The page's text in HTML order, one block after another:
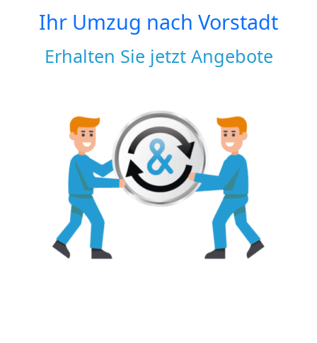
Ihr Umzug nach Vorstadt
Erhalten Sie jetzt Angebote